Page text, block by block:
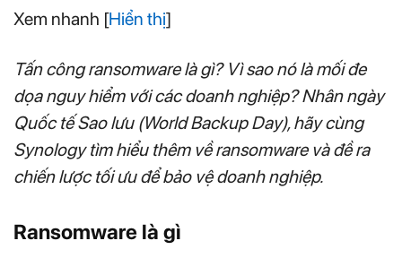
Xem nhanh [Hiển thị]
Tấn công ransomware là gì? Vì sao nó là mối đe
dọa nguy hiểm với các doanh nghiệp? Nhân ngày
Quốc tế Sao lưu (World Backup Day), hãy cùng
Synology tìm hiểu thêm về ransomware và đề ra
chiến lược tối ưu để bảo vệ doanh nghiệp.
Ransomware là gì